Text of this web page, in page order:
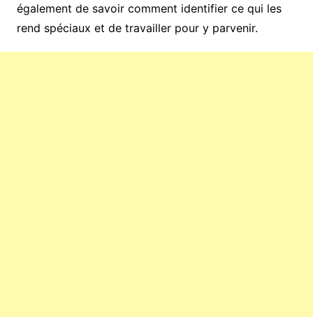
également de savoir comment identifier ce qui les
rend spéciaux et de travailler pour y parvenir.